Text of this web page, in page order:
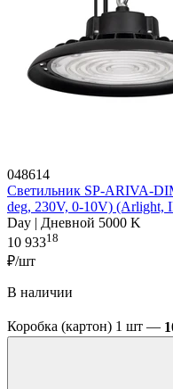
048614
Светильник SP-ARIVA-
deg, 230V, 0-10V) (Arlight,
Day | Дневной 5000 K
10 93318
₽/шт
В наличии
Коробка (картон) 1 шт —